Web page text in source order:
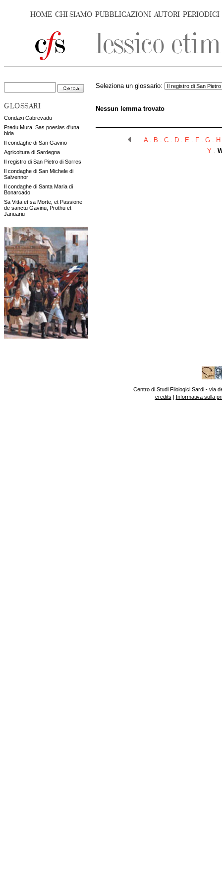
HOME CHI SIAMO PUBBLICAZIONI AUTORI PERIODICI
GLOSSARI
Condaxi Cabrevadu
Predu Mura. Sas poesias d'una
bida
Il condaghe di San Gavino
Agricoltura di Sardegna
Il registro di San Pietro di Sorres
Il condaghe di San Michele di
Salvennor
Il condaghe di Santa Maria di
Bonarcado
Sa Vitta et sa Morte, et Passione
de sanctu Gavinu, Prothu et
Januariu
Seleziona un glossario:
Nessun lemma trovato
A. B . C. D. E . F. G. H
Y .
Centro di Studi Filologici Sardi - via
credits | Informativa sulla